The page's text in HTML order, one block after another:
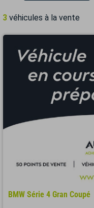
3 véhicules à la vente
BMW Série 4 Gran Coupé